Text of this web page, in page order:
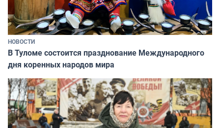
НОВОСТИ
В Туломе состоится празднование Международного
дня коренных народов мира